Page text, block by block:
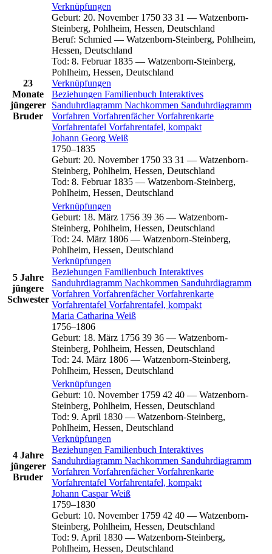
23
Monate
jüngerer
Bruder
Verknüpfungen
Geburt: 20. November 1750 33 31 — Watzenborn-
Steinberg, Pohlheim, Hessen, Deutschland
Beruf: Schmied — Watzenborn-Steinberg, Pohlheim,
Hessen, Deutschland
Tod: 8. Februar 1835 — Watzenborn-Steinberg,
Pohlheim, Hessen, Deutschland
Verknüpfungen
Beziehungen Familienbuch Interaktives
Sanduhrdiagramm Nachkommen Sanduhrdiagramm
Vorfahren VorfahrenfächerVorfahrenkarte
Vorfahrentafel Vorfahrentafel, kompakt
Johann Georg Weiß
1750–1835
Geburt: 20. November 1750 33 31 — Watzenborn-
Steinberg, Pohlheim, Hessen, Deutschland
Tod: 8. Februar 1835 — Watzenborn-Steinberg,
Pohlheim, Hessen, Deutschland
5 Jahre
jüngere
Schwester
Verknüpfungen
Geburt: 18. März 1756 39 36 — Watzenborn-
Steinberg, Pohlheim, Hessen, Deutschland
Tod: 24. März 1806 — Watzenborn-Steinberg,
Pohlheim, Hessen, Deutschland
Verknüpfungen
Beziehungen Familienbuch Interaktives
Sanduhrdiagramm Nachkommen Sanduhrdiagramm
Vorfahren VorfahrenfächerVorfahrenkarte
Vorfahrentafel Vorfahrentafel, kompakt
Maria Catharina Weiß
1756–1806
Geburt: 18. März 1756 39 36 — Watzenborn-
Steinberg, Pohlheim, Hessen, Deutschland
Tod: 24. März 1806 — Watzenborn-Steinberg,
Pohlheim, Hessen, Deutschland
4 Jahre
jüngerer
Bruder
Verknüpfungen
Geburt: 10. November 1759 42 40 — Watzenborn-
Steinberg, Pohlheim, Hessen, Deutschland
Tod: 9. April 1830 — Watzenborn-Steinberg,
Pohlheim, Hessen, Deutschland
Verknüpfungen
Beziehungen Familienbuch Interaktives
Sanduhrdiagramm Nachkommen Sanduhrdiagramm
Vorfahren VorfahrenfächerVorfahrenkarte
Vorfahrentafel Vorfahrentafel, kompakt
Johann CasparWeiß
1759–1830
Geburt: 10. November 1759 42 40 — Watzenborn-
Steinberg, Pohlheim, Hessen, Deutschland
Tod: 9. April 1830 — Watzenborn-Steinberg,
Pohlheim, Hessen, Deutschland